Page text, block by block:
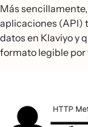
Más
aplicaciones (API)
datos en Klaviyo y
formato legible por